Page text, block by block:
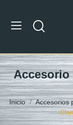
Accesorio
Inicio Accesorios